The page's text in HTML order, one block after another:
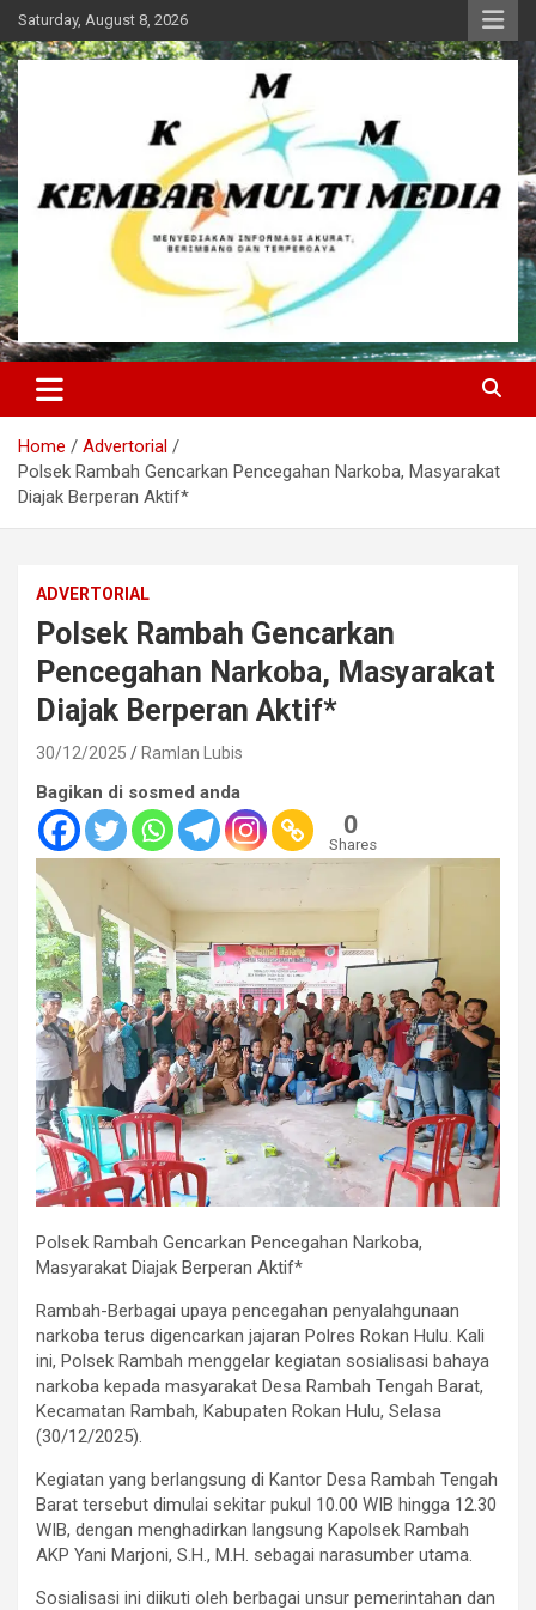
Skip
to
content
Saturday, August 8, 2026
Kembar Multi Media
Home
Advertorial
Polsek Rambah Gencarkan Pencegahan Narkoba, Masyarakat
Diajak Berperan Aktif*
ADVERTORIAL
Polsek Rambah Gencarkan
Pencegahan Narkoba, Masyarakat
Diajak Berperan Aktif*
30/12/2025 Ramlan Lubis
Bagikan di sosmed anda
0
Shares
Polsek Rambah Gencarkan Pencegahan Narkoba,
Masyarakat Diajak Berperan Aktif*
Rambah-Berbagai upaya pencegahan penyalahgunaan
narkoba terus digencarkan jajaran Polres Rokan Hulu. Kali
ini, Polsek Rambah menggelar kegiatan sosialisasi bahaya
narkoba kepada masyarakat Desa Rambah Tengah Barat,
Kecamatan Rambah, Kabupaten Rokan Hulu, Selasa
(30/12/2025).
Kegiatan yang berlangsung di Kantor Desa Rambah Tengah
Barat tersebut dimulai sekitar pukul 10.00 WIB hingga 12.30
WIB, dengan menghadirkan langsung Kapolsek Rambah
AKP Yani Marjoni, S.H., M.H. sebagai narasumber utama.
Sosialisasi ini diikuti oleh berbagai unsur pemerintahan dan